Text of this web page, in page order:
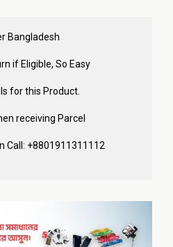
Bangladesh
if Eligible, So Easy
for this Product.
receiving Parcel
Call: +8801911311112